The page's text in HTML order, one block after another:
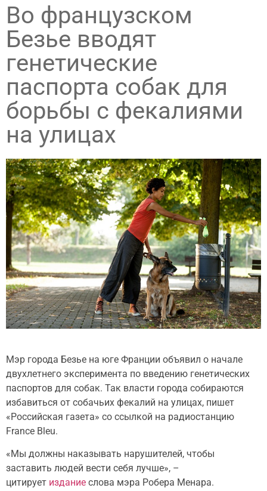
Во французском
Безье вводят
генетические
паспорта собак для
борьбы с фекалиями
на улицах
Мэр города Безье на юге Франции объявил о начале
двухлетнего эксперимента по введению генетических
паспортов для собак. Так власти города собираются
избавиться от собачьих фекалий на улицах, пишет
«Российская газета» со ссылкой на радиостанцию
France Bleu.
«Мы должны наказывать нарушителей, чтобы
заставить людей вести себя лучше», –
цитирует издание слова мэра Робера Менара.